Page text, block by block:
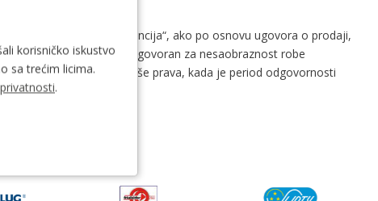
upotrebe izraza „garancija“, ako po osnovu ugovora o prodaji,
zakonom. Trgovac je odgovoran za nesaobraznost robe
ukoliko potrošač stiče više prava, kada je period odgovornosti
korisničko iskustvo
sa trećim licima.
.